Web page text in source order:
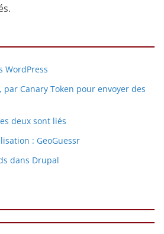
WordPress
Canary Token pour envoyer des
deux sont liés
: GeoGuessr
dans Drupal